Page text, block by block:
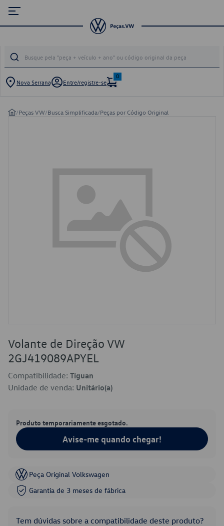
Nova Serrana Entre/registre-se
0
/Peças VW/Busca Simplificada/Peças por Código Original
Volante de Direção VW
2GJ419089APYEL
Compatibilidade: Tiguan
Unidade de venda: Unitário(a)
Produto temporariamente esgotado.
Avise-me quando chegar!
Peça Original Volkswagen
Garantia de 3 meses de fábrica
Tem dúvidas sobre a compatibilidade deste produto?